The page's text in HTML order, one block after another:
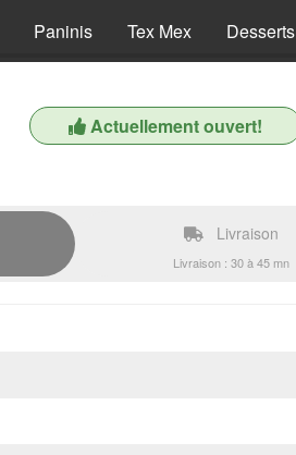
Paninis Tex Mex Desserts
Actuellement ouvert!
Livraison
Livraison : 30 à 45 mn